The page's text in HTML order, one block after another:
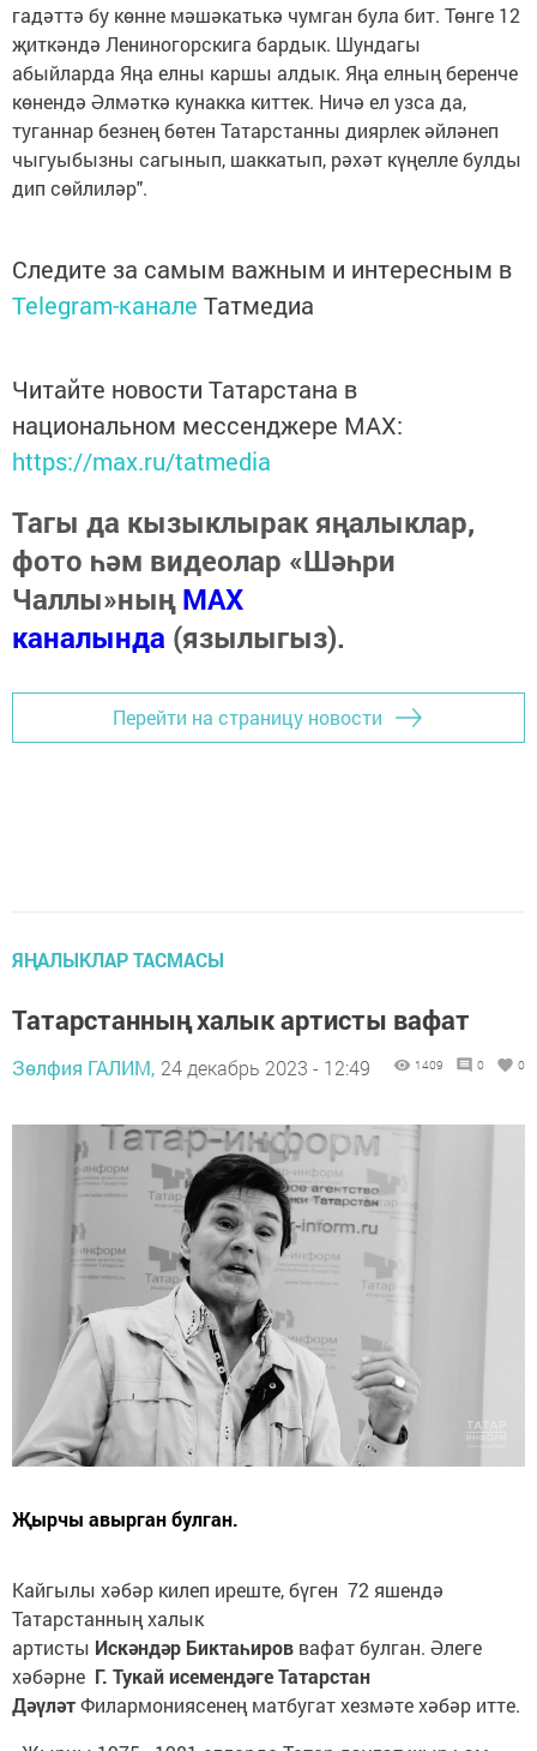
гадәттә бу көнне мәшәкатькә чумган була бит. Төнге 12
җиткәндә Лениногорскига бардык. Шундагы
абыйларда Яңа елны каршы алдык. Яңа елның беренче
көнендә Әлмәткә кунакка киттек. Ничә ел узса да,
туганнар безнең бөтен Татарстанны диярлек әйләнеп
чыгуыбызны сагынып, шаккатып, рәхәт күңелле булды
дип сөйлиләр".
Следите за самым важным и интересным в
Telegram-канале Татмедиа
Читайте новости Татарстана в
национальном мессенджере MАХ:
https://max.ru/tatmedia
Тагы да кызыклырак яңалыклар,
фото һәм видеолар «Шәһри
Чаллы»ныңMAX
каналында (язылыгыз).
Перейти на страницу новости
ЯҢАЛЫКЛАР ТАСМАСЫ
Татарстанның халык артисты вафат
Зөлфия ГАЛИМ, 24 декабрь 2023 - 12:49 1409 0 0
Җырчы авырган булган.
Кайгылы хәбәр килеп иреште, бүген 72 яшендә
Татарстанның халык
артисты Искәндәр Биктаһиров вафат булган. Әлеге
хәбәрне Г. Тукай исемендәге Татарстан
ДәүләтФилармониясенең матбугат хезмәте хәбәр итте.